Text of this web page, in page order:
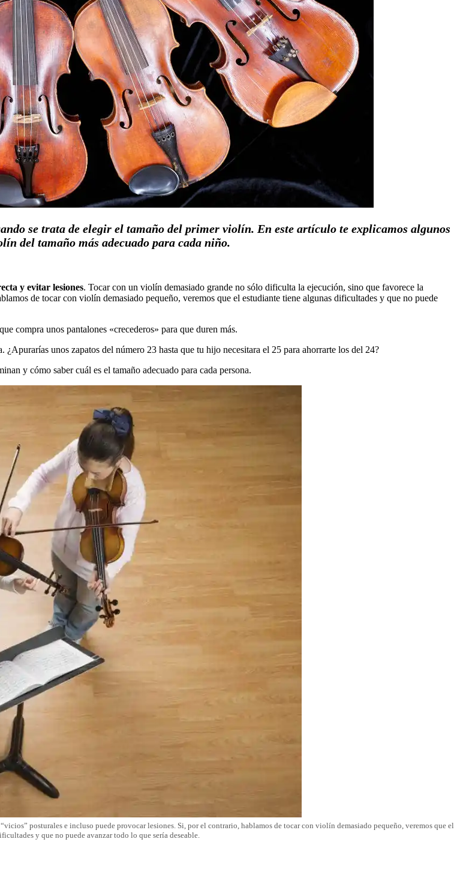
se trata de elegir el tamaño del primer violín. En este artículo te explicamos algunos
del tamaño más adecuado para cada niño.
y evitar lesiones. Tocar con un violín demasiado grande no sólo dificulta la ejecución, sino que favorece la
de tocar con violín demasiado pequeño, veremos que el estudiante tiene algunas dificultades y que no puede
compra unos pantalones «crecederos» para que duren más.
unos zapatos del número 23 hasta que tu hijo necesitara el 25 para ahorrarte los del 24?
y cómo saber cuál es el tamaño adecuado para cada persona.
posturales e incluso puede provocar lesiones. Si, por el contrario, hablamos de tocar con violín demasiado pequeño, veremos que el
y que no puede avanzar todo lo que sería deseable.